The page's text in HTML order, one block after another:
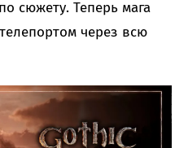
сюжету. Теперь мага
через всю